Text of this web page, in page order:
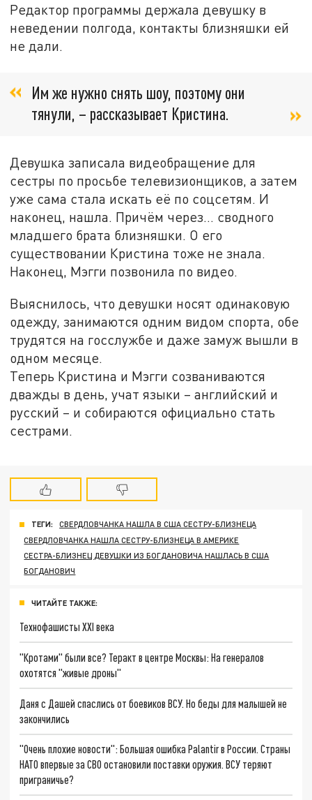
Редактор программы держала девушку в
неведении полгода, контакты близняшки ей
не дали.
Им же нужно снять шоу, поэтому они
тянули, – рассказывает Кристина.
Девушка записала видеобращение для
сестры по просьбе телевизионщиков, а затем
уже сама стала искать её по соцсетям. И
наконец, нашла. Причём через… сводного
младшего брата близняшки. О его
существовании Кристина тоже не знала.
Наконец, Мэгги позвонила по видео.
Выяснилось, что девушки носят одинаковую
одежду, занимаются одним видом спорта, обе
трудятся на госслужбе и даже замуж вышли в
одном месяце.
Теперь Кристина и Мэгги созваниваются
дважды в день, учат языки – английский и
русский – и собираются официально стать
сестрами.
ТЕГИ:
СВЕРДЛОВЧАНКА НАШЛА В США СЕСТРУ-БЛИЗНЕЦА
СВЕРДЛОВЧАНКА НАШЛА СЕСТРУ-БЛИЗНЕЦА В АМЕРИКЕ
СЕСТРА-БЛИЗНЕЦ ДЕВУШКИ ИЗ БОГДАНОВИЧА НАШЛАСЬ В США
БОГДАНОВИЧ
ЧИТАЙТЕ ТАКЖЕ:
Технофашисты XXI века
"Кротами" были все? Теракт в центре Москвы: На генералов
охотятся "живые дроны"
Даня с Дашей спаслись от боевиков ВСУ. Но беды для малышей не
закончились
"Очень плохие новости": Большая ошибка Palantir в России. Страны
НАТО впервые за СВО остановили поставки оружия. ВСУ теряют
приграничье?